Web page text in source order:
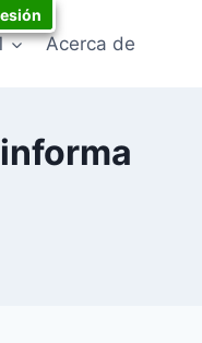
Acerca de